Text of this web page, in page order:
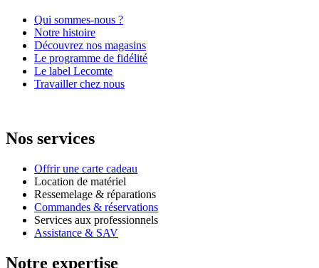
Qui sommes-nous ?
Notre histoire
Découvrez nos magasins
Le programme de fidélité
Le label Lecomte
Travailler chez nous
Nos services
Offrir une carte cadeau
Location de matériel
Ressemelage & réparations
Commandes & réservations
Services aux professionnels
Assistance & SAV
Notre expertise